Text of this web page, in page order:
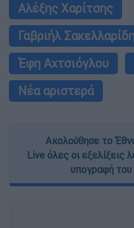
Αλέξης Χαρίτσης
Γαβριήλ
Έφη Αχτσιόγλου
Νέα αριστερά
Ακολούθησε το
Live όλες οι εξελίξεις
υπογραφή